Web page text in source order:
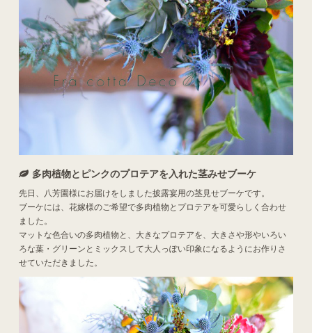
多肉植物とピンクのプロテアを入れた茎みせブーケ
先日、八芳園様にお届けをしました披露宴用の茎見せブーケです。
ブーケには、花嫁様のご希望で多肉植物とプロテアを可愛らしく合わせ
ました。
マットな色合いの多肉植物と、大きなプロテアを、大きさや形やいろい
ろな葉・グリーンとミックスして大人っぽい印象になるようにお作りさ
せていただきました。